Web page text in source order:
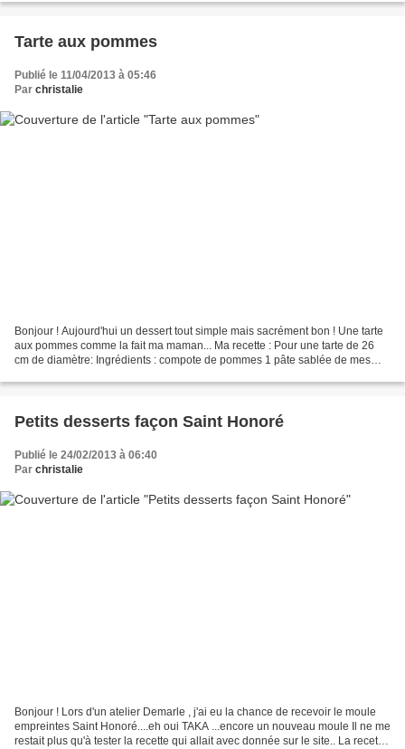
Tarte aux pommes
Publié le 11/04/2013 à 05:46
Par christalie
Bonjour ! Aujourd'hui un dessert tout simple mais sacrément bon ! Une tarte
aux pommes comme la fait ma maman... Ma recette : Pour une tarte de 26
cm de diamètre: Ingrédients : compote de pommes 1 pâte sablée de mes
Petits desserts façon Saint Honoré
Publié le 24/02/2013 à 06:40
Par christalie
Bonjour ! Lors d'un atelier Demarle , j'ai eu la chance de recevoir le moule
empreintes Saint Honoré....eh oui TAKA ...encore un nouveau moule Il ne me
restait plus qu'à tester la recette qui allait avec donnée sur le site.. La recette